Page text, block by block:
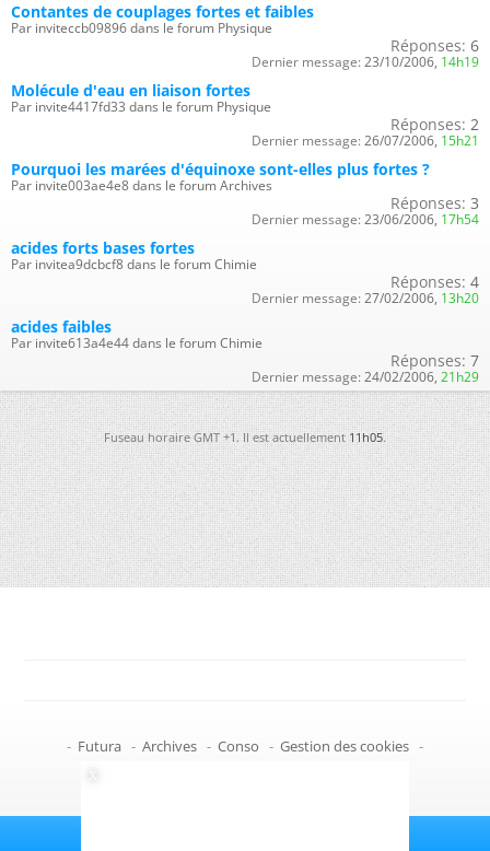
Contantes de couplages fortes et faibles
Par inviteccb09896 dans le forum Physique
Réponses: 6
Dernier message: 23/10/2006, 14h19
Molécule d'eau en liaison fortes
Par invite4417fd33 dans le forum Physique
Réponses: 2
Dernier message: 26/07/2006, 15h21
Pourquoi les marées d'équinoxe sont-elles plus fortes ?
Par invite003ae4e8 dans le forum Archives
Réponses: 3
Dernier message: 23/06/2006, 17h54
acides forts bases fortes
Par invitea9dcbcf8 dans le forum Chimie
Réponses: 4
Dernier message: 27/02/2006, 13h20
acides faibles
Par invite613a4e44 dans le forum Chimie
Réponses: 7
Dernier message: 24/02/2006, 21h29
Fuseau horaire GMT +1. Il est actuellement 11h05.
- Futura - Archives - Conso - Gestion des cookies -